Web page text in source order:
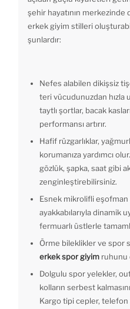
şehir hayatının
erkek giyim stilleri
şunlardır:
Nefes alabilen dikişsiz
teri vücudunuzdan hızla
taytlı şortlar, bacak
performansı artırır.
Hafif rüzgarlıklar,
korumanıza yardımcı olur.
gözlük, şapka, saat gibi
zenginleştirebilirsiniz.
Esnek mikrolifli eşofman
ayakkabılarıyla dinamik
fermuarlı üstlerle
Örme bileklikler ve spor
erkek spor giyim ruhunu
Dolgulu spor yelekler,
kolların serbest
Kargo tipi cepler, telefon